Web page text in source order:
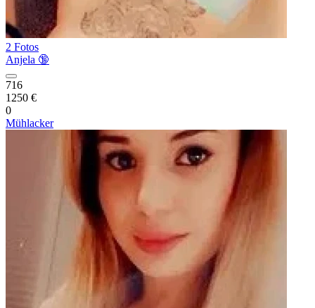
2 Fotos
Anjela 🔞
716
1250 €
0
Mühlacker